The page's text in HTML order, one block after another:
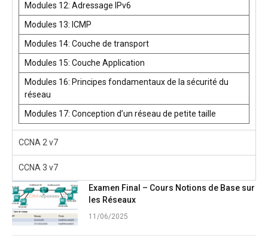
Modules 12: Adressage IPv6
Modules 13: ICMP
Modules 14: Couche de transport
Modules 15: Couche Application
Modules 16: Principes fondamentaux de la sécurité du
réseau
Modules 17: Conception d’un réseau de petite taille
CCNA 2 v7
CCNA 3 v7
Examen Final – Cours Notions de Base sur
les Réseaux
11/06/2025